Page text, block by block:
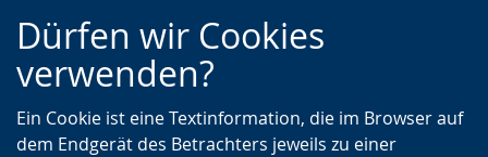
Zur
Hauptnavigation
Zur
Seitennavigation
Zum
Inhalt
Dürfen wir Cookies
verwenden?
Ein Cookie ist eine Textinformation, die im Browser auf
dem Endgerät des Betrachters jeweils zu einer